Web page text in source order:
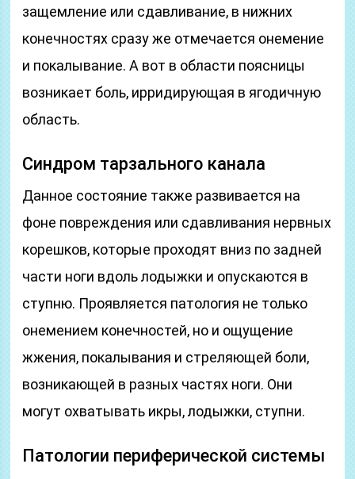
защемление или сдавливание, в нижних
конечностях сразу же отмечается онемение
и покалывание. А вот в области поясницы
возникает боль, ирридирующая в ягодичную
область.
Синдром тарзального канала
Данное состояние также развивается на
фоне повреждения или сдавливания нервных
корешков, которые проходят вниз по задней
части ноги вдоль лодыжки и опускаются в
ступню. Проявляется патология не только
онемением конечностей, но и ощущение
жжения, покалывания и стреляющей боли,
возникающей в разных частях ноги. Они
могут охватывать икры, лодыжки, ступни.
Патологии периферической системы